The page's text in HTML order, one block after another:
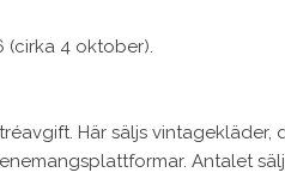
(cirka 4 oktober).
Här säljs vintagekläder,
Antalet